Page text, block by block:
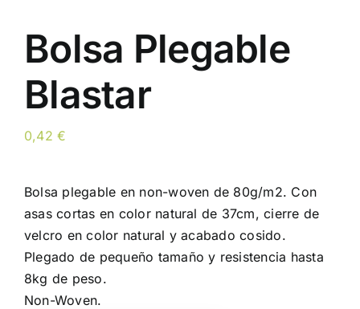
Bolsa Plegable
Blastar
0,42€
Bolsa plegable en non-woven de 80g/m2. Con
asas cortas en color natural de 37cm, cierre de
velcro en color natural y acabado cosido.
Plegado de pequeño tamaño y resistencia hasta
8kg de peso.
Non-Woven.